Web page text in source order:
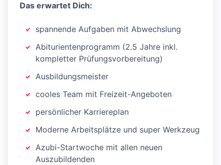
Das erwartet Dich:
spannende Aufgaben mit Abwechslung
Abiturientenprogramm (2.5 Jahre inkl.
kompletter Prüfungsvorbereitung)
Ausbildungsmeister
cooles Team mit Freizeit-Angeboten
persönlicher Karriereplan
Moderne Arbeitsplätze und super Werkzeug
Azubi-Startwoche mit allen neuen
Auszubildenden